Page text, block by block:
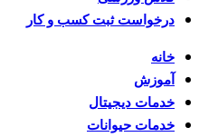
درخواست ثبت کسب و کار
خانه
آموزش
خدمات دیجیتال
خدمات حیوانات